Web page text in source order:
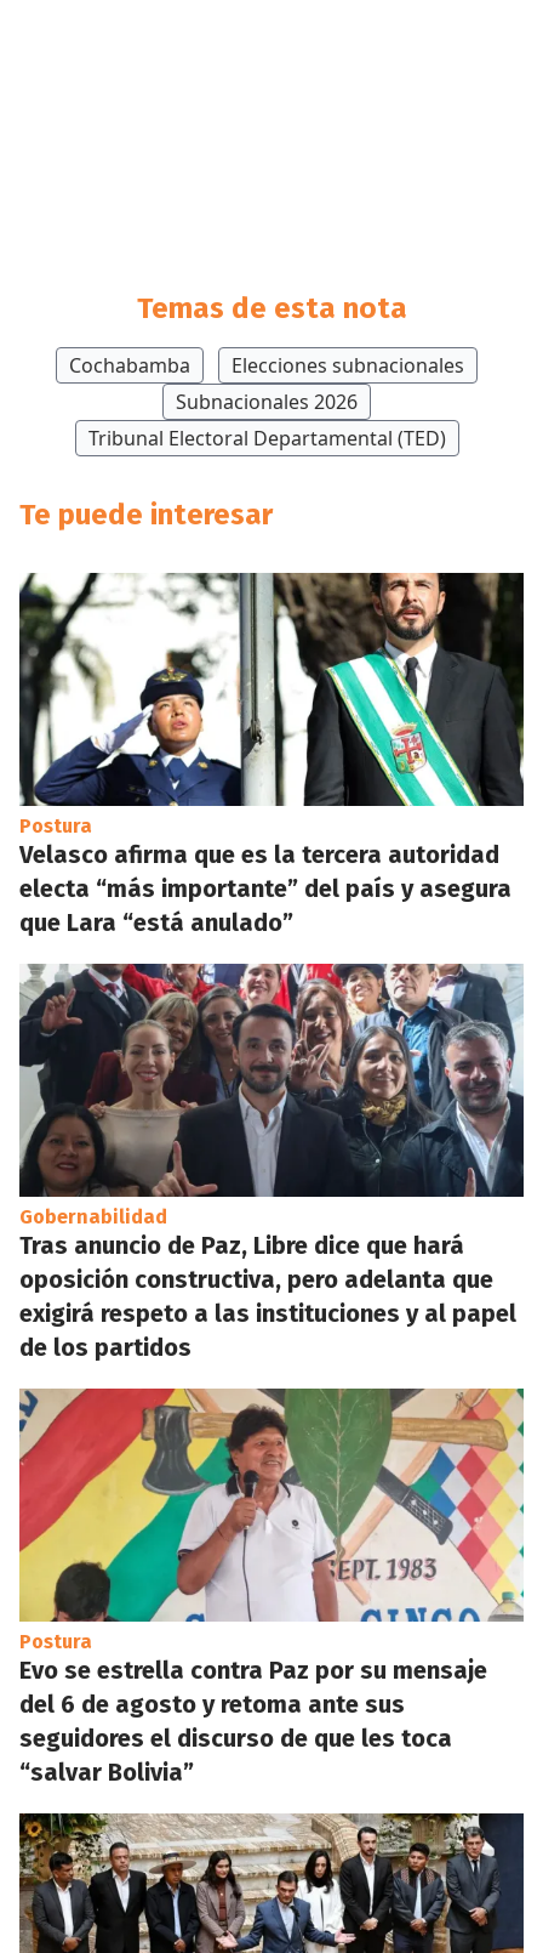
Temas de esta nota
Cochabamba
Elecciones subnacionales
Subnacionales 2026
Tribunal Electoral Departamental (TED)
Te puede interesar
Postura
Velasco afirma que es la tercera autoridad
electa “más importante” del país y asegura
que Lara “está anulado”
Gobernabilidad
Tras anuncio de Paz, Libre dice que hará
oposición constructiva, pero adelanta que
exigirá respeto a las instituciones y al papel
de los partidos
Postura
Evo se estrella contra Paz por su mensaje
del 6 de agosto y retoma ante sus
seguidores el discurso de que les toca
“salvar Bolivia”